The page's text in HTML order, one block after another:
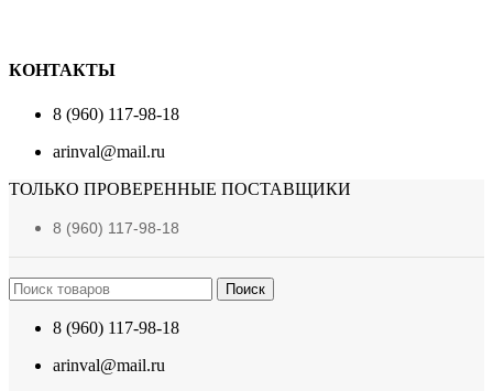
КОНТАКТЫ
8 (960) 117-98-18
arinval@mail.ru
ТОЛЬКО ПРОВЕРЕННЫЕ ПОСТАВЩИКИ
8 (960) 117-98-18
Поиск
8 (960) 117-98-18
arinval@mail.ru